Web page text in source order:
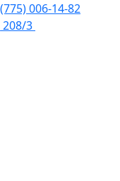
006-14-82
3